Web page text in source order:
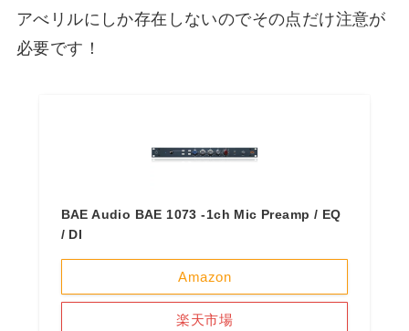
アべリルにしか存在しないのでその点だけ注意が
必要です！
BAE Audio BAE 1073 -1ch Mic Preamp / EQ
/ DI
Amazon
楽天市場